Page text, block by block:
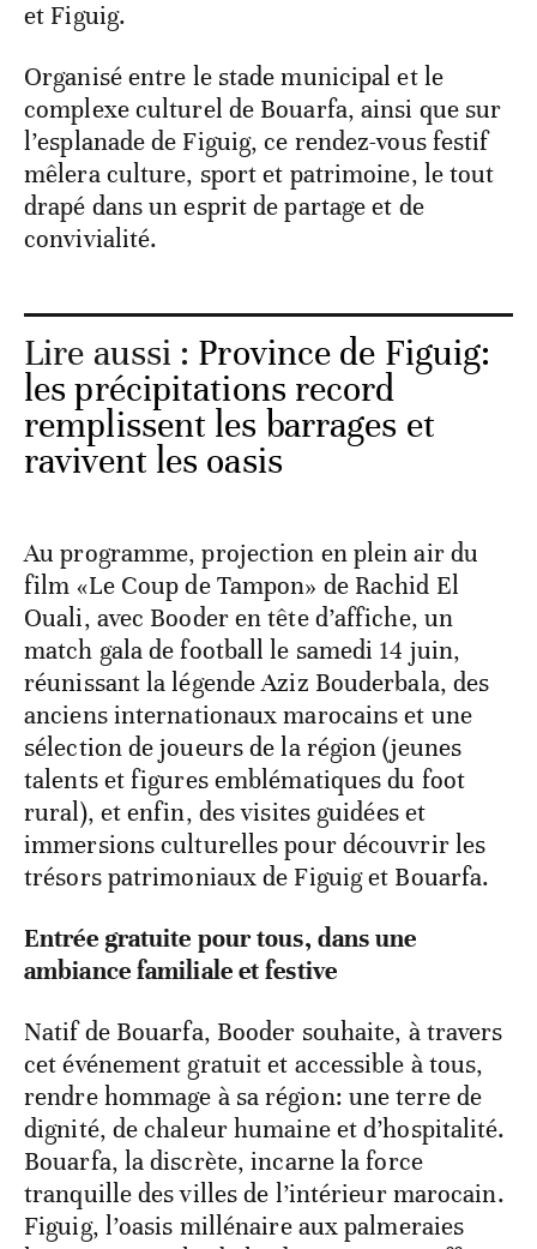
et Figuig.
Organisé entre le stade municipal et le
complexe culturel de Bouarfa, ainsi que sur
l’esplanade de Figuig, ce rendez-vous festif
mêlera culture, sport et patrimoine, le tout
drapé dans un esprit de partage et de
convivialité.
Lire aussi : Province de Figuig:
les précipitations record
remplissent les barrages et
ravivent les oasis
Au programme, projection en plein air du
film «Le Coup de Tampon» de Rachid El
Ouali, avec Booder en tête d’affiche, un
match gala de football le samedi 14 juin,
réunissant la légende Aziz Bouderbala, des
anciens internationaux marocains et une
sélection de joueurs de la région (jeunes
talents et figures emblématiques du foot
rural), et enfin, des visites guidées et
immersions culturelles pour découvrir les
trésors patrimoniaux de Figuig et Bouarfa.
Entrée gratuite pour tous, dans une
ambiance familiale et festive
Natif de Bouarfa, Booder souhaite, à travers
cet événement gratuit et accessible à tous,
rendre hommage à sa région: une terre de
dignité, de chaleur humaine et d’hospitalité.
Bouarfa, la discrète, incarne la force
tranquille des villes de l’intérieur marocain.
Figuig, l’oasis millénaire aux palmeraies